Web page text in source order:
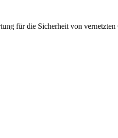
für die Sicherheit von